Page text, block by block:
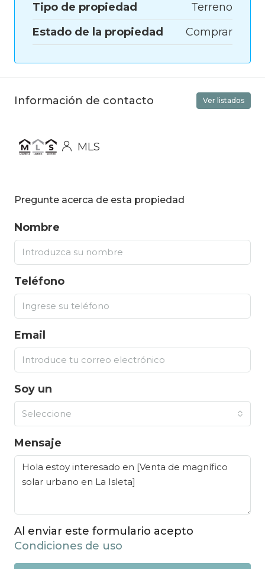
Tipo de propiedad
Terreno
Estado de la propiedad
Comprar
Información de contacto Ver listados
MLS
Pregunte acerca de esta propiedad
Nombre
Teléfono
Email
Soy un
Seleccione
Mensaje
Al enviar este formulario acepto
Condiciones de uso